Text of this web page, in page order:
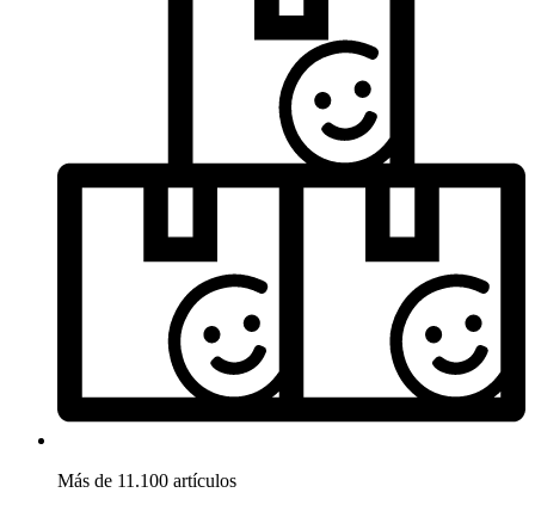
Más de 11.100 artículos